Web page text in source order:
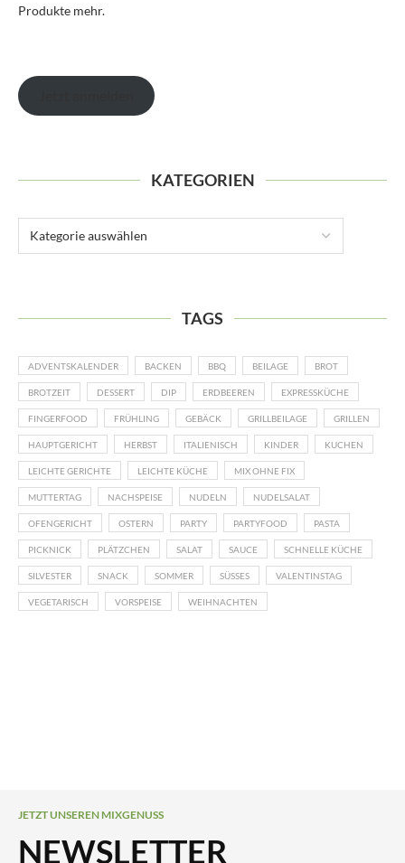
Produkte mehr.
KATEGORIEN
TAGS
ADVENTSKALENDER BACKEN BBQ BEILAGE BROT
BROTZEIT DESSERT DIP ERDBEEREN EXPRESSKÜCHE
FINGERFOOD FRÜHLING GEBÄCK GRILLBEILAGE GRILLEN
HAUPTGERICHT HERBST ITALIENISCH KINDER KUCHEN
LEICHTE GERICHTE LEICHTE KÜCHE MIX OHNE FIX
MUTTERTAG NACHSPEISE NUDELN NUDELSALAT
OFENGERICHT OSTERN PARTY PARTYFOOD PASTA
PICKNICK PLÄTZCHEN SALAT SAUCE SCHNELLE KÜCHE
SILVESTER SNACK SOMMER SÜSSES VALENTINSTAG
VEGETARISCH VORSPEISE WEIHNACHTEN
JETZT UNSEREN MIXGENUSS
NEWSLETTER